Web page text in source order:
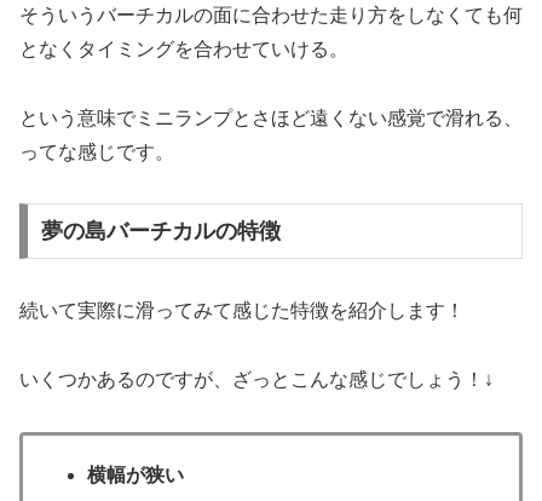
そういうバーチカルの面に合わせた走り方をしなくても何
となくタイミングを合わせていける。
という意味でミニランプとさほど遠くない感覚で滑れる、
ってな感じです。
夢の島バーチカルの特徴
続いて実際に滑ってみて感じた特徴を紹介します！
いくつかあるのですが、ざっとこんな感じでしょう！↓
横幅が狭い